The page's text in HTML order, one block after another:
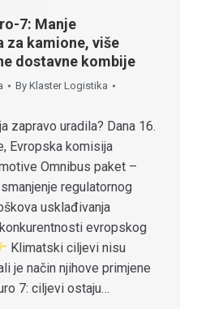
7: Manje
kamione, više
dostavne kombije
By Klaster Logistika
zapravo uradila? Dana 16.
Evropska komisija
Omnibus paket –
regulatornog
usklađivanja
evropskog
Klimatski ciljevi nisu
je način njihove primjene
7: ciljevi ostaju…